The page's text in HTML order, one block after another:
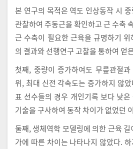
본 연구의 목적은 역도 인상동작 시
관찰하여 주동근을 확인하고 근 수축
근 수축이 필요한 근육을 규명하기
의 결과와 선행연구 고찰을 통하여 얻
첫째, 중량이 증가하여도 무릎관절
위, 최대 신전 각속도는 증가하지 않
표 선수들의 경우 개인기록 보다 낮
기술을 구사하여 동작 차이가 없었던
둘째, 생체역학 모델링에 의한 근육
가에 따른 차이는 나타나지 않았다.